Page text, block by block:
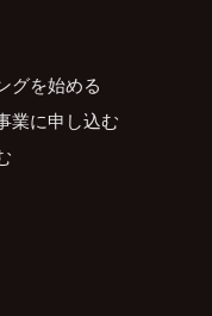
グを始める
業に申し込む